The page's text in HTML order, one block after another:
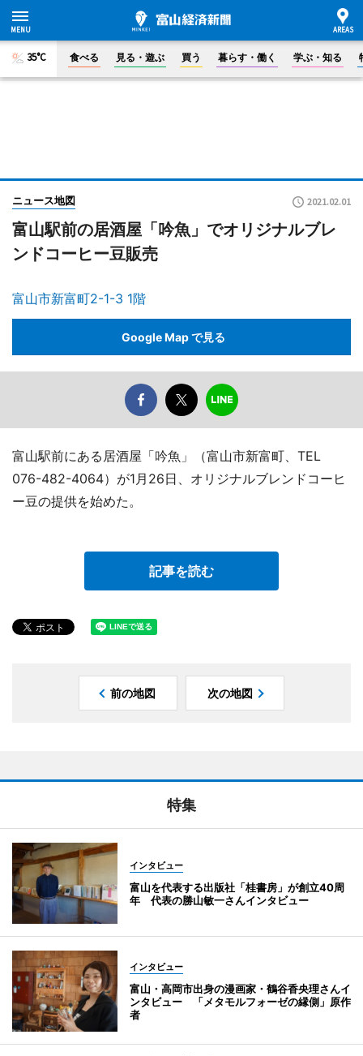
35°C 食べる 見る・遊ぶ 買う 暮らす・働く 学ぶ・知る
ニュース地図 2021.02.01
富山駅前の居酒屋「吟魚」でオリジナルブレ
ンドコーヒー豆販売
富山市新富町2-1-3 1階
Google Map で見る
富山駅前にある居酒屋「吟魚」（富山市新富町、TEL
076-482-4064）が1月26日、オリジナルブレンドコーヒ
ー豆の提供を始めた。
記事を読む
前の地図 次の地図
特集
インタビュー
富山を代表する出版社「桂書房」が創立40周
年 代表の勝山敏一さんインタビュー
インタビュー
富山・高岡市出身の漫画家・鶴谷香央理さんイ
ンタビュー 「メタモルフォーゼの縁側」原作
者